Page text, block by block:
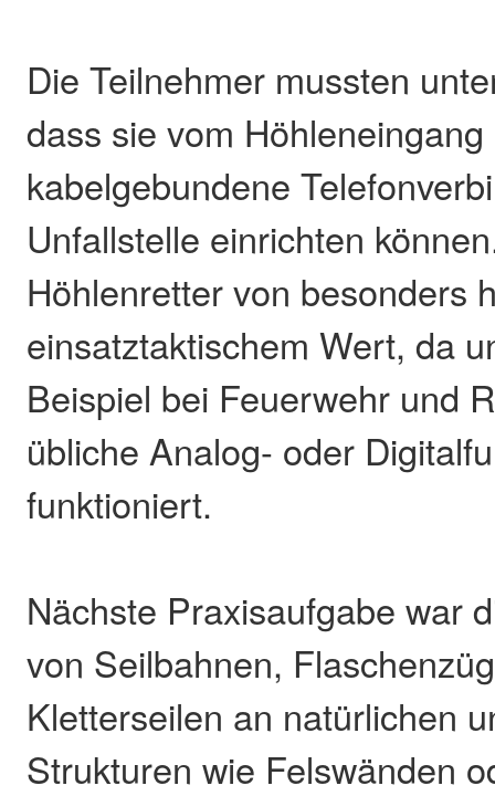
Die Teilnehmer mussten
dass sie vom
kabelgebundene
Unfallstelle einrichten
Höhlenretter von besonders
einsatztaktischem Wert, da
Beispiel bei Feuerwehr und
übliche Analog- oder
funktioniert.
Nächste Praxisaufgabe war
von Seilbahnen,
Kletterseilen an natürlichen
Strukturen wie Felswänden